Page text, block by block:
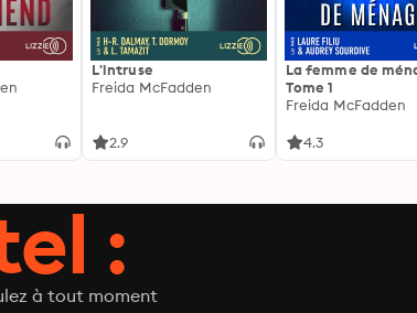
L'intruse
Freida McFadden
2.9
La femme de
Tome 1
Freida McFadden
4.3
:
à tout moment